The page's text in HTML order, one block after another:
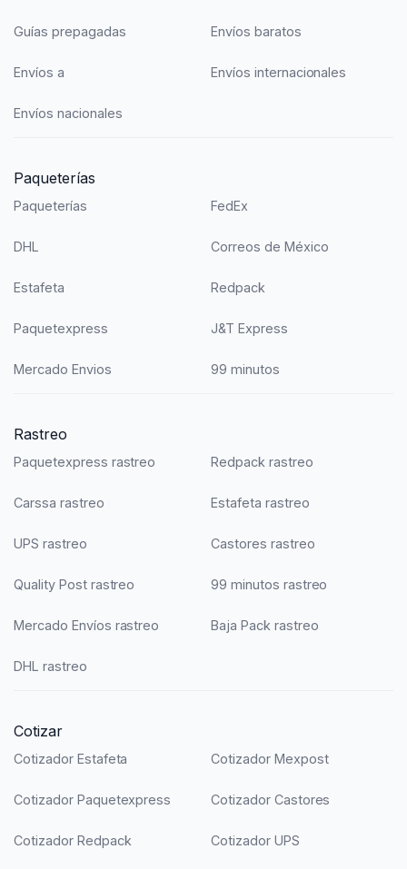
Guías prepagadas Envíos baratos
Envíos a Envíos internacionales
Envíos nacionales
Paqueterías
Paqueterías FedEx
DHL Correos de México
Estafeta Redpack
Paquetexpress J&T Express
Mercado Envios 99 minutos
Rastreo
Paquetexpress rastreo Redpack rastreo
Carssa rastreo Estafeta rastreo
UPS rastreo Castores rastreo
Quality Post rastreo 99 minutos rastreo
Mercado Envíos rastreo Baja Pack rastreo
DHL rastreo
Cotizar
Cotizador Estafeta Cotizador Mexpost
Cotizador Paquetexpress Cotizador Castores
Cotizador Redpack Cotizador UPS